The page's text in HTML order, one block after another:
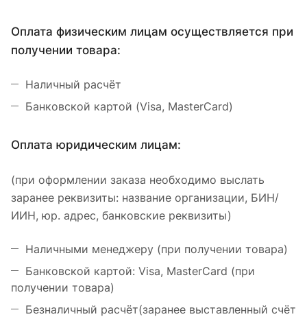
Оплата физическим лицам осуществляется при
получении товара:
Наличный расчёт
Банковской картой (Visa, MasterCard)
Оплата юридическим лицам:
(при оформлении заказа необходимо выслать
заранее реквизиты: название организации, БИН/
ИИН, юр. адрес, банковские реквизиты)
Наличными менеджеру (при получении товара)
Банковской картой: Visa, MasterCard (при
получении товара)
Безналичный расчёт(заранее выставленный счёт